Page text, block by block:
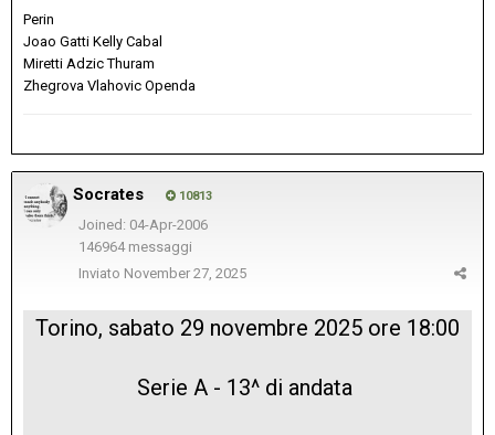
Perin
Joao Gatti Kelly Cabal
Miretti Adzic Thuram
Zhegrova Vlahovic Openda
Socrates 10813
Joined: 04-Apr-2006
146964 messaggi
Inviato November 27, 2025
Torino, sabato 29 novembre 2025 ore 18:00
Serie A - 13^ di andata